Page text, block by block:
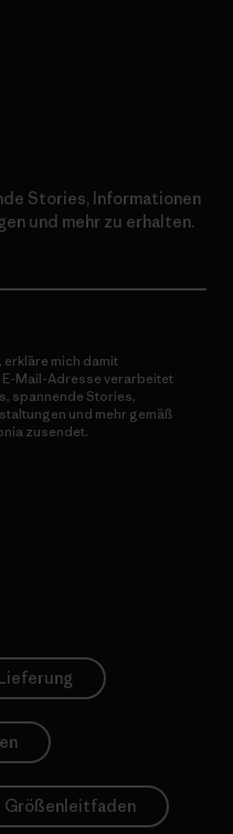
Stories, Informationen
und mehr zu erhalten.
erkläre mich damit
E-Mail-Adresse verarbeitet
spannende Stories,
und mehr gemäß
zusendet.
Lieferung
Größenleitfaden